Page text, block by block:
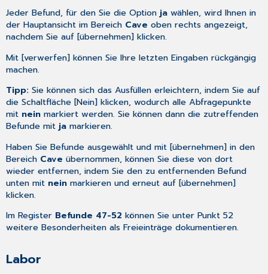
Jeder Befund, für den Sie die Optionja wählen, wird Ihnen in
der Hauptansicht im Bereich Cave oben rechts angezeigt,
nachdem Sie auf [übernehmen] klicken.
Mit [verwerfen] können Sie Ihre letzten Eingaben rückgängig
machen.
Tipp:Sie können sich das Ausfüllen erleichtern, indem Sie auf
die Schaltfläche [Nein] klicken, wodurch alle Abfragepunkte
mit nein markiert werden. Sie können dann die zutreffenden
Befunde mit ja markieren.
Haben Sie Befunde ausgewählt und mit [übernehmen] in den
Bereich Cave übernommen, können Sie diese von dort
wieder entfernen, indem Sie den zu entfernenden Befund
unten mit nein markieren und erneut auf [übernehmen]
klicken.
Im Register Befunde 47-52 können Sie unter Punkt 52
weitere Besonderheiten als Freieinträge dokumentieren.
Labor